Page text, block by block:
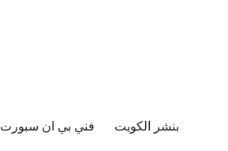
بنشر الكويت فني بي ان سبورت